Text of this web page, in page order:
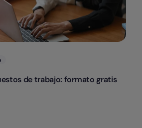
de trabajo: formato gratis